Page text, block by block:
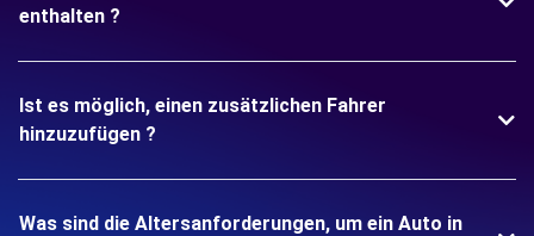
enthalten ?
Ist es möglich, einen zusätzlichen Fahrer
hinzuzufügen ?
Was sind die Altersanforderungen, um ein Auto in